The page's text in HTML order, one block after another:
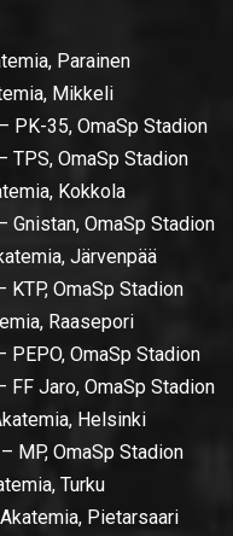
Parainen
Mikkeli
PK-35, OmaSp Stadion
TPS, OmaSp Stadion
Kokkola
Gnistan, OmaSp Stadion
Järvenpää
KTP, OmaSp Stadion
Raasepori
PEPO, OmaSp Stadion
FF Jaro, OmaSp Stadion
Helsinki
MP, OmaSp Stadion
Turku
Pietarsaari